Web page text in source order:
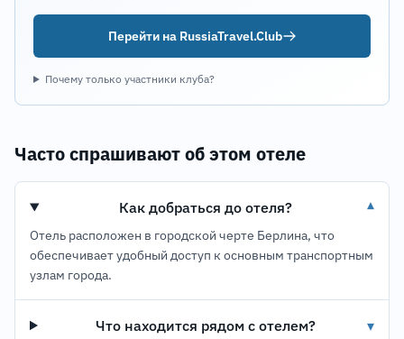
Перейти на RussiaTravel.Club
Почему только участники клуба?
Часто спрашивают об этом отеле
Как добраться до отеля? ▾
Отель расположен в городской черте Берлина, что
обеспечивает удобный доступ к основным транспортным
узлам города.
Что находится рядом с отелем? ▾